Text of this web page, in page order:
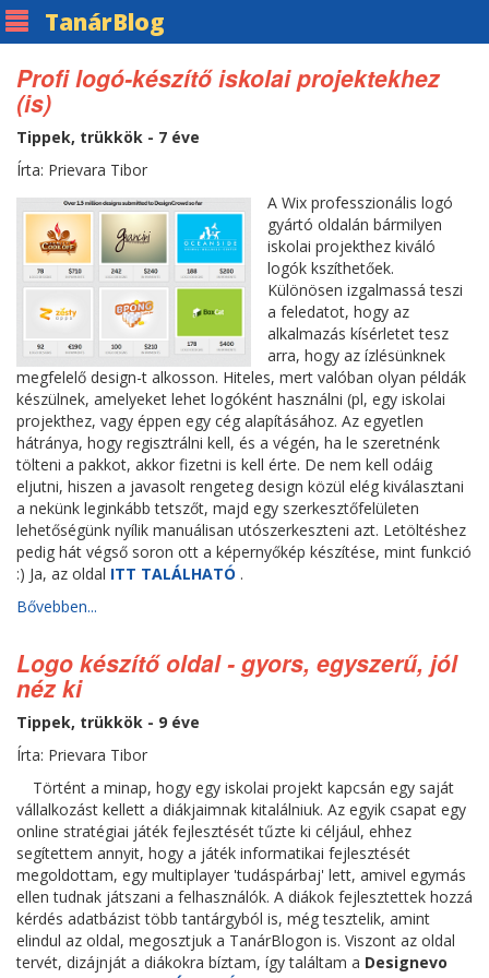
TanárBlog
Profi logó-készítő iskolai projektekhez
(is)
Tippek, trükkök - 7 éve
Írta: Prievara Tibor
A Wix professzionális logó
gyártó oldalán bármilyen
iskolai projekthez kiváló
logók kszíthetőek.
Különösen izgalmassá teszi
a feledatot, hogy az
alkalmazás kísérletet tesz
arra, hogy az ízlésünknek
megfelelő design-t alkosson. Hiteles, mert valóban olyan példák
készülnek, amelyeket lehet logóként használni (pl, egy iskolai
projekthez, vagy éppen egy cég alapításához. Az egyetlen
hátránya, hogy regisztrálni kell, és a végén, ha le szeretnénk
tölteni a pakkot, akkor fizetni is kell érte. De nem kell odáig
eljutni, hiszen a javasolt rengeteg design közül elég kiválasztani
a nekünk leginkább tetszőt, majd egy szerkesztőfelületen
lehetőségünk nyílik manuálisan utószerkeszteni azt. Letöltéshez
pedig hát végső soron ott a képernyőkép készítése, mint funkció
:) Ja, az oldal ITT TALÁLHATÓ .
Bővebben...
Logo készítő oldal - gyors, egyszerű, jól
néz ki
Tippek, trükkök - 9 éve
Írta: Prievara Tibor
Történt a minap, hogy egy iskolai projekt kapcsán egy saját
vállalkozást kellett a diákjaimnak kitalálniuk. Az egyik csapat egy
online stratégiai játék fejlesztését tűzte ki céljául, ehhez
segítettem annyit, hogy a játék informatikai fejlesztését
megoldottam, egy multiplayer 'tudáspárbaj' lett, amivel egymás
ellen tudnak játszani a felhasználók. A diákok fejlesztettek hozzá
kérdés adatbázist több tantárgyból is, még tesztelik, amint
elindul az oldal, megosztjuk a TanárBlogon is. Viszont az oldal
tervét, dizájnját a diákokra bíztam, így találtam a Designevo